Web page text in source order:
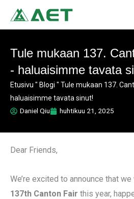
sisältöön
Tule mukaan 137.
- haluaisimme tavata
Etusivu " Blogi " Tule mukaan 137.
haluaisimme tavata sinut!
Daniel Qiu
huhtikuu 21, 2025
Dear Friends,
We’re excited to announce that
137th Canton Fair this year,